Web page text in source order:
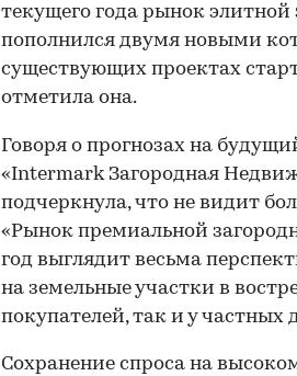
текущего года рынок
пополнился двумя новыми
существующих проектах
отметила она.
Говоря о прогнозах на
«Intermark Загородная
подчеркнула, что не видит
«Рынок премиальной
год выглядит весьма
на земельные участки в
покупателей, так и у
Сохранение спроса на